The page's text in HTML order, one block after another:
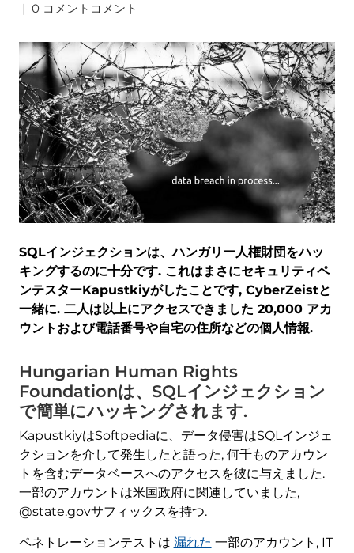
| 0 コメントコメント
SQLインジェクションは、ハンガリー人権財団をハッ
キングするのに十分です. これはまさにセキュリティペ
ンテスターKapustkiyがしたことです, CyberZeistと
一緒に. 二人は以上にアクセスできました 20,000 アカ
ウントおよび電話番号や自宅の住所などの個人情報.
Hungarian Human Rights
Foundationは、SQLインジェクション
で簡単にハッキングされます.
KapustkiyはSoftpediaに、データ侵害はSQLインジェ
クションを介して発生したと語った, 何千ものアカウン
トを含むデータベースへのアクセスを彼に与えました.
一部のアカウントは米国政府に関連していました,
@state.govサフィックスを持つ.
ペネトレーションテストは 漏れた 一部のアカウント, IT